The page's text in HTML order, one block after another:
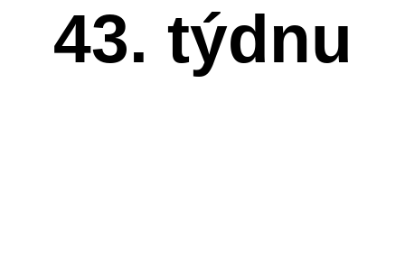
43. týdnu